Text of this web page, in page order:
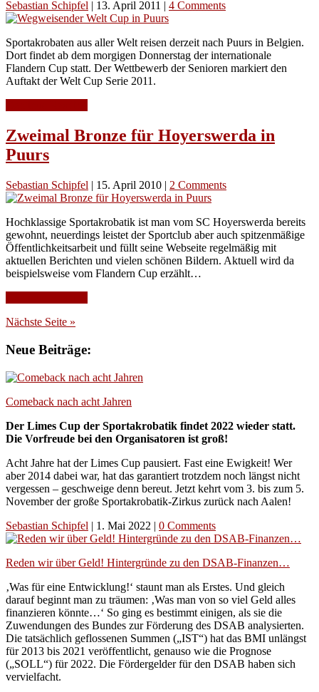
Sebastian Schipfel | 13. April 2011 | 4 Comments
Sportakrobaten aus aller Welt reisen derzeit nach Puurs in Belgien.
Dort findet ab dem morgigen Donnerstag der internationale
Flandern Cup statt. Der Wettbewerb der Senioren markiert den
Auftakt der Welt Cup Serie 2011.
Zweimal Bronze für Hoyerswerda in
Puurs
Sebastian Schipfel | 15. April 2010 | 2 Comments
Hochklassige Sportakrobatik ist man vom SC Hoyerswerda bereits
gewohnt, neuerdings leistet der Sportclub aber auch spitzenmäßige
Öffentlichkeitsarbeit und füllt seine Webseite regelmäßig mit
aktuellen Berichten und vielen schönen Bildern. Aktuell wird da
beispielsweise vom Flandern Cup erzählt…
Nächste Seite »
Neue Beiträge:
Comeback nach acht Jahren
Der Limes Cup der Sportakrobatik findet 2022 wieder statt.
Die Vorfreude bei den Organisatoren ist groß!
Acht Jahre hat der Limes Cup pausiert. Fast eine Ewigkeit! Wer
aber 2014 dabei war, hat das garantiert trotzdem noch längst nicht
vergessen – geschweige denn bereut. Jetzt kehrt vom 3. bis zum 5.
November der große Sportakrobatik-Zirkus zurück nach Aalen!
Sebastian Schipfel | 1. Mai 2022 | 0 Comments
Reden wir über Geld! Hintergründe zu den DSAB-Finanzen…
‚Was für eine Entwicklung!‘ staunt man als Erstes. Und gleich
darauf beginnt man zu träumen: ‚Was man von so viel Geld alles
finanzieren könnte…‘ So ging es bestimmt einigen, als sie die
Zuwendungen des Bundes zur Förderung des DSAB analysierten.
Die tatsächlich geflossenen Summen („IST“) hat das BMI unlängst
für 2013 bis 2021 veröffentlicht, genauso wie die Prognose
(„SOLL“) für 2022. Die Fördergelder für den DSAB haben sich
vervielfacht.